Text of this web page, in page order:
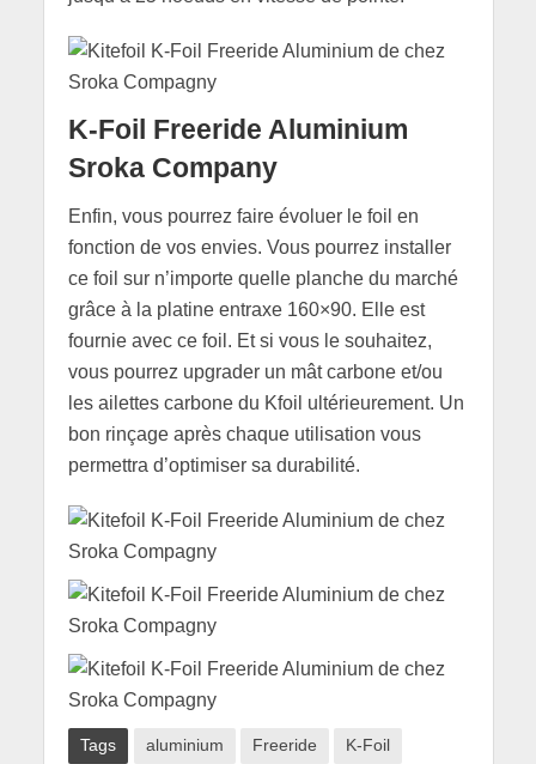
K-Foil Freeride Aluminium
Sroka Company
Enfin, vous pourrez faire évoluer le foil en
fonction de vos envies. Vous pourrez installer
ce foil sur n’importe quelle planche du marché
grâce à la platine entraxe 160×90. Elle est
fournie avec ce foil. Et si vous le souhaitez,
vous pourrez upgrader un mât carbone et/ou
les ailettes carbone du Kfoil ultérieurement. Un
bon rinçage après chaque utilisation vous
permettra d’optimiser sa durabilité.
Tags aluminium Freeride K-Foil